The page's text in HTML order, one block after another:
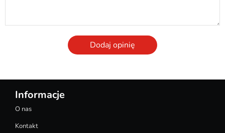
Dodaj opinię
Informacje
O nas
Kontakt